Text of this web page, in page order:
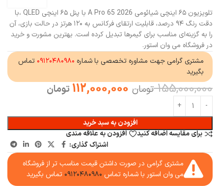
تلویزیون ۶۵ اینچی شیائومی A Pro 65 2026 با پنل ۶۵ اینچی QLED ،با
دقت رنگ ۹۴ درصد، قابلیت ارتقای فرکانس به ۱۲۰ هرتز در حالت بازی، آن
را به گزینه‌ای مناسب برای گیمرها تبدیل کرده است. بهترین مشورت و خرید
در فروشگاه می وان استور.
مشتری گرامی جهت مشاوره تخصصی با شماره ۰۹۱۲۰۴۸۰۹۸۰ تماس
بگیرید
155,000,000 تومان 112,000,000 تومان
افزودن به سبد خرید
برای مقایسه اضافه کنید
افزودن به علاقه مندی
اشتراک گذاری:
مشتری گرامی در صورت داشتن قیمت مناسب تر از فروشگاه
می وان استور با شماره تماس ۰۹۱۲۰۴۸۰۹۸۰ تماس بگیرید